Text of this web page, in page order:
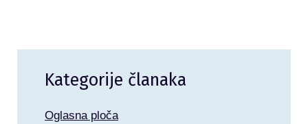
Kategorije članaka
Oglasna ploča